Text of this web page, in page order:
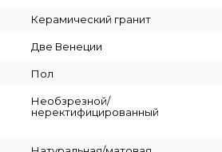
Керамический гранит
Две Венеции
Пол
Необзрезной/
неректифицированный